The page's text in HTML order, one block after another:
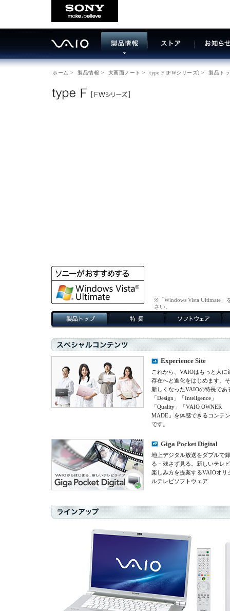
ホーム > 製品情報 > 大画面ノート > type F [FWシリーズ] > 製品ト
※「Windows Vista Ultimate」
さい。
Experience Site
これから、VAIOはもっと人に
存在へと進化をはじめます。
新しくなったVAIOの特長であ
「Design」「Intellgence」
「Quality」「VAIO OWNER
MADE」を体感できるコンテ
です。
Giga Pocket Digital
地上デジタル放送をダブルで録
る・残さず見る。新しいテレ
楽しみ方を提案するVAIOオリ
ルテレビソフトウェア